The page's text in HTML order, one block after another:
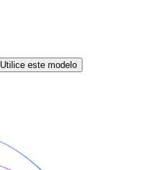
Utilice este modelo